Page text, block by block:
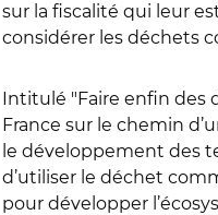
sur la fiscalité qui leur
considérer les déchets
Intitulé "Faire enfin des
France sur le chemin
le développement des
d’utiliser le déchet
pour développer